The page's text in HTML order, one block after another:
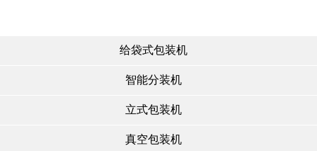
给袋式包装机
智能分装机
立式包装机
真空包装机